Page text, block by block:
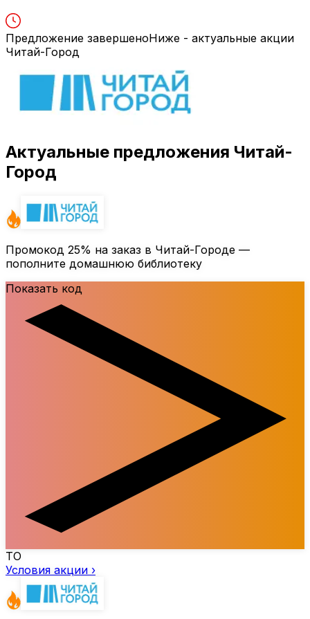
Предложение завершеноНиже - актуальные акции
Читай-Город
Актуальные предложения Читай-
Город
Промокод 25% на заказ в Читай-Городе —
пополните домашнюю библиотеку
Показать код
ТО
Условия акции ›